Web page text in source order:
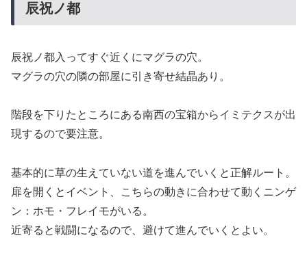
辰祝ノ都
辰祝ノ都入ってすぐ近くにマグラの穴。
マグラの穴の隣の部屋に引き寄せ結晶あり。
階段を下りたところにある南西の宝箱からイミテクスが出
現するので要注意。
基本的に草の生えていない道を進んでいくと正解ルート。
扉を開くとイベント、こちらの動きに合わせて動くニンゲ
ン：ホモ・フレイモがいる。
近寄ると戦闘になるので、避けて進んでいくとよい。